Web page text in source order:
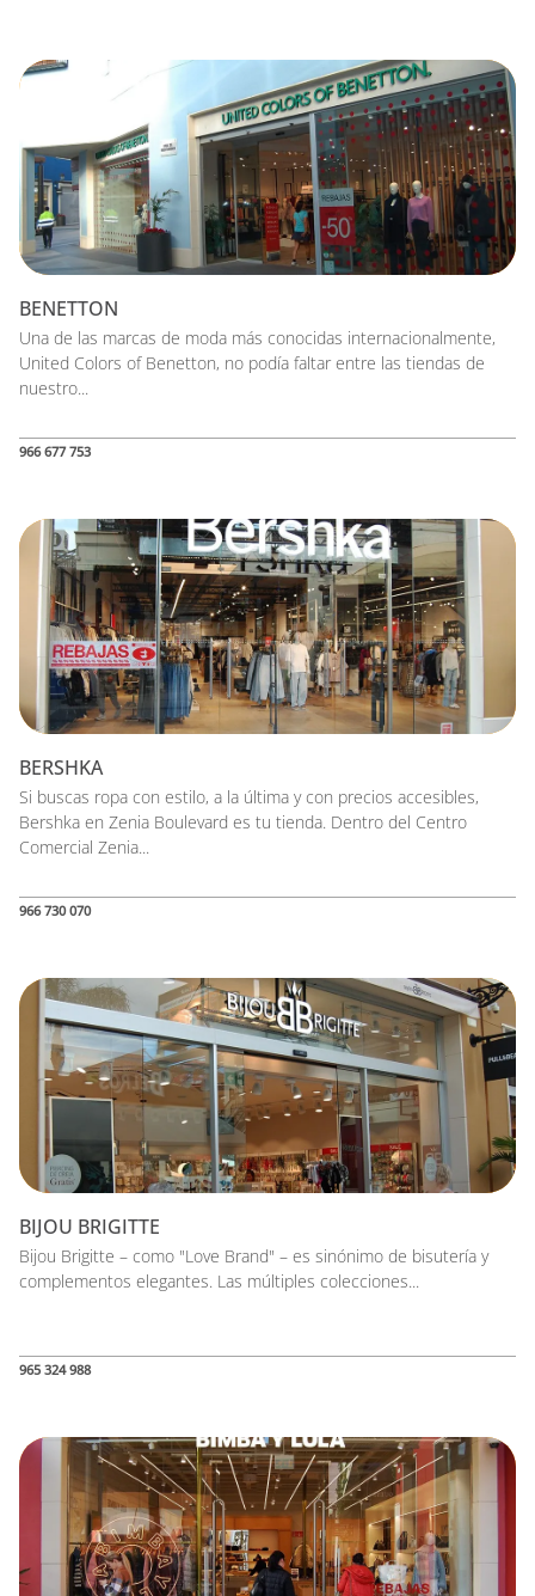
BENETTON
Una de las marcas de moda más conocidas internacionalmente,
United Colors of Benetton, no podía faltar entre las tiendas de
nuestro...
966 677 753
BERSHKA
Si buscas ropa con estilo, a la última y con precios accesibles,
Bershka en Zenia Boulevard es tu tienda. Dentro del Centro
Comercial Zenia...
966 730 070
BIJOU BRIGITTE
Bijou Brigitte – como "Love Brand" – es sinónimo de bisutería y
complementos elegantes. Las múltiples colecciones...
965 324 988